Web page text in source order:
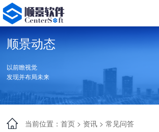
顺景动态
以前瞻视觉
发现并布局未来
当前位置：首页 > 资讯 >常见问答